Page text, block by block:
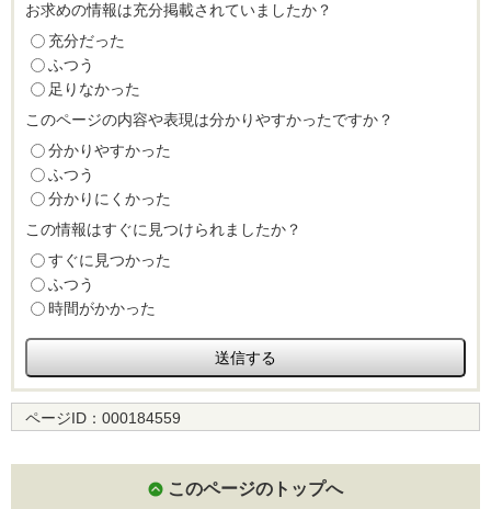
お求めの情報は充分掲載されていましたか？
充分だった
ふつう
足りなかった
このページの内容や表現は分かりやすかったですか？
分かりやすかった
ふつう
分かりにくかった
この情報はすぐに見つけられましたか？
すぐに見つかった
ふつう
時間がかかった
ページID： 000184559
このページのトップへ